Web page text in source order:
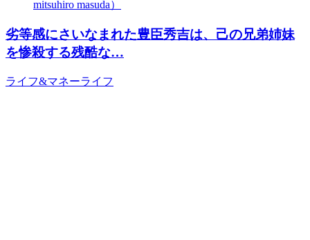
劣等感にさいなまれた豊臣秀吉は、己の兄弟姉妹
を惨殺する残酷な…
ライフ&マネーライフ